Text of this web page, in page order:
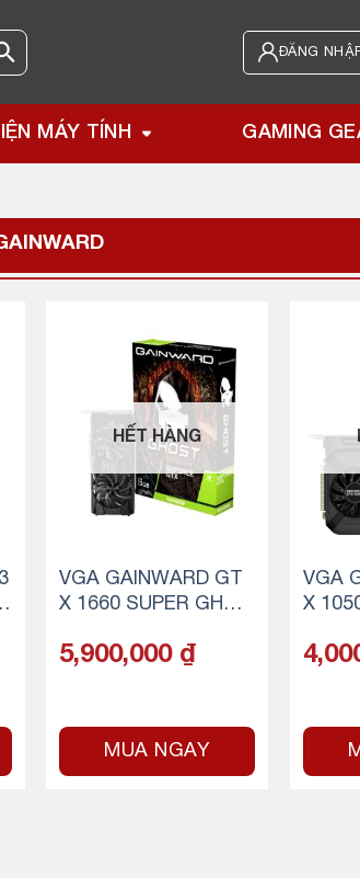
ĐĂNG
MÁY TÍNH GAMING
HẾT HÀNG
VGA GAINWARD GT
X 1660 SUPER GHOS
5,900,000 ₫
MUA NGAY
VGA
X